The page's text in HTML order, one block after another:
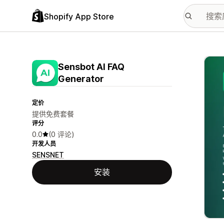
Shopify App Store
Sensbot AI FAQ
Generator
定价
提供免费套餐
评分
0.0 (0 评论)
开发人员
SENSNET
安装
配图